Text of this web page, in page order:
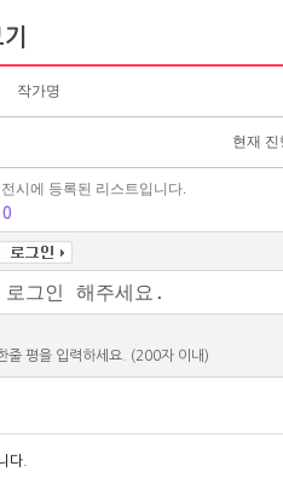
작가명
현재
시에 등록된 리스트입니다.
0
줄 평을 입력하세요. (200자 이내)
다.